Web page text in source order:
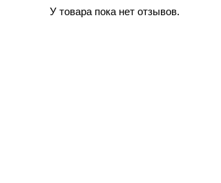
У товара пока нет отзывов.